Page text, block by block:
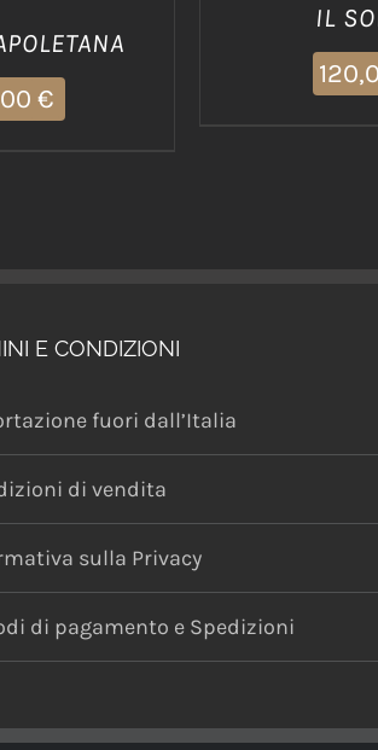
€
IL
E CONDIZIONI
fuori dall’Italia
di vendita
sulla Privacy
di pagamento e Spedizioni